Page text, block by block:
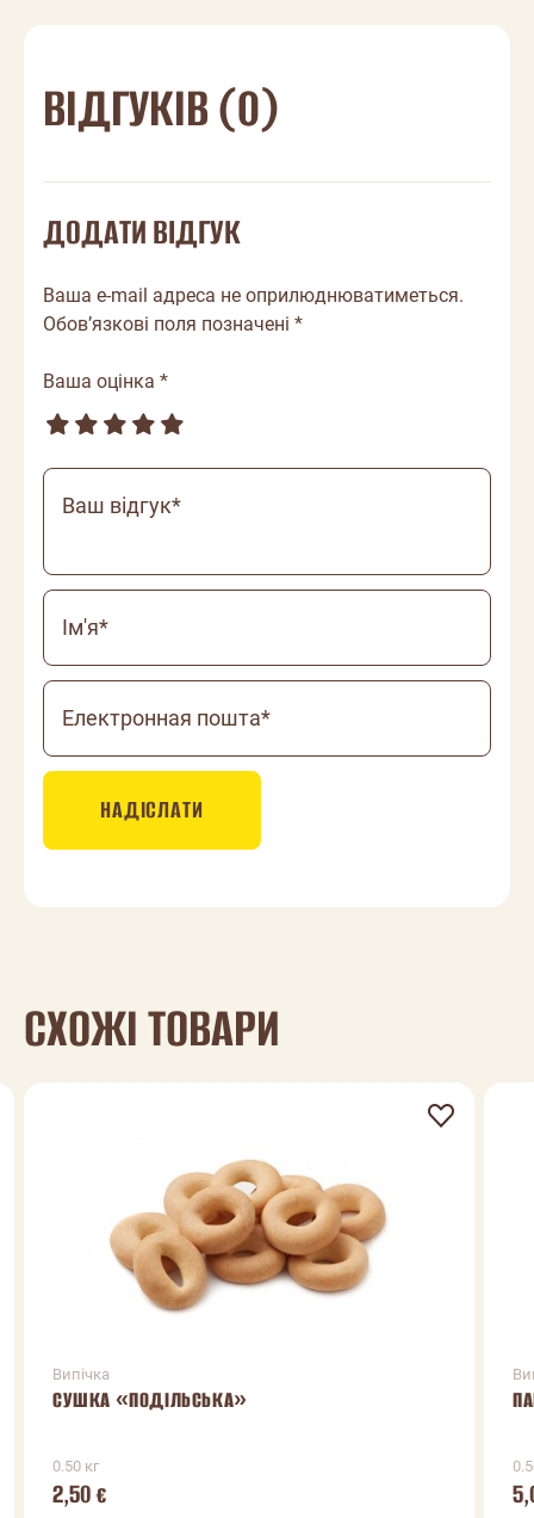
ВІДГУКІВ (0)
ДОДАТИ ВІДГУК
Ваша e-mail адреса не оприлюднюватиметься.
Обов’язкові поля позначені *
Ваша оцінка *
Ваш відгук*
Ім'я*
Електронная пошта*
НАДІСЛАТИ
СХОЖІ ТОВАРИ
Випічка
СУШКА «ПОДІЛЬСЬКА»
0.50 кг
2,50€